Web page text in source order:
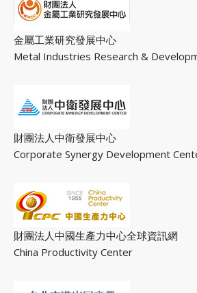
金屬工業研究發展中心
Metal Industries Research &
財團法人中衛發展中心
Corporate Synergy Development
財團法人中國生產力中心全球資訊網
China Productivity Center